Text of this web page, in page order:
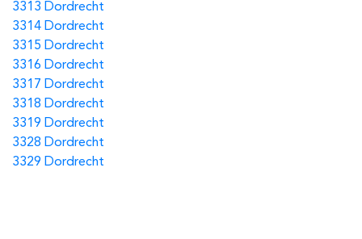
3313 Dordrecht
3314 Dordrecht
3315 Dordrecht
3316 Dordrecht
3317 Dordrecht
3318 Dordrecht
3319 Dordrecht
3328 Dordrecht
3329 Dordrecht